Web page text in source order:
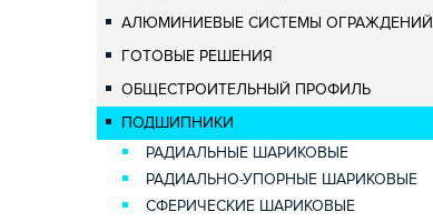
АЛЮМИНИЕВЫЕ СИСТЕМЫ ОГРАЖДЕНИЙ
ГОТОВЫЕ РЕШЕНИЯ
ОБЩЕСТРОИТЕЛЬНЫЙ ПРОФИЛЬ
ПОДШИПНИКИ
РАДИАЛЬНЫЕ ШАРИКОВЫЕ
РАДИАЛЬНО-УПОРНЫЕ ШАРИКОВЫЕ
СФЕРИЧЕСКИЕ ШАРИКОВЫЕ